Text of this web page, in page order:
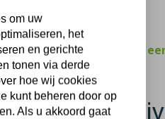
beoordelen ons met
isolatie in
om uw
het
en gerichte
tonen via derde
hoe wij cookies
kunt beheren door op
Als u akkoord gaat